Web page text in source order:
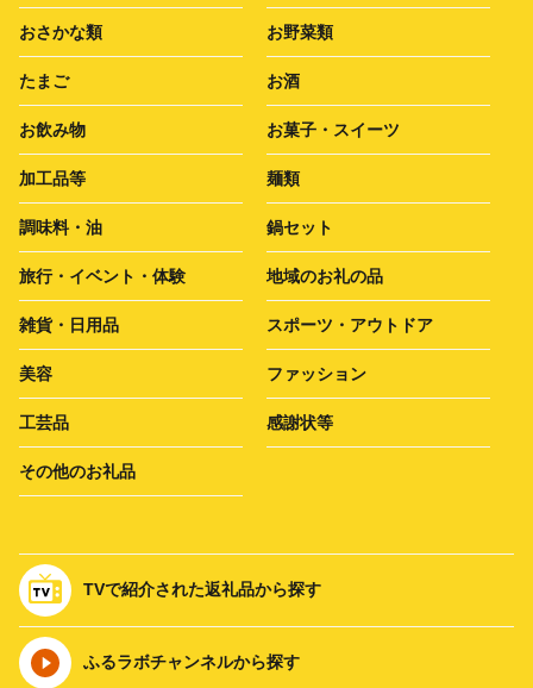
おさかな類 お野菜類
たまご お酒
お飲み物 お菓子・スイーツ
加工品等 麺類
調味料・油 鍋セット
旅行・イベント・体験 地域のお礼の品
雑貨・日用品 スポーツ・アウトドア
美容 ファッション
工芸品 感謝状等
その他のお礼品
TVで紹介された返礼品から探す
ふるラボチャンネルから探す